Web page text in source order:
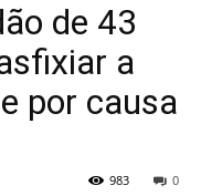
de 43
a
por causa
0
983